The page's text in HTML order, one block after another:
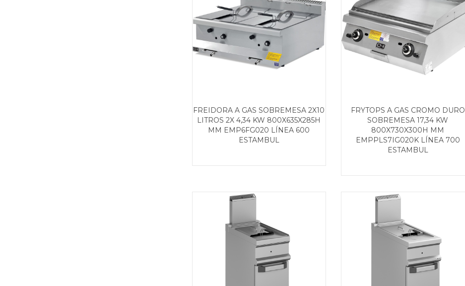
FREIDORA A GAS SOBREMESA 2X10
LITROS 2X 4,34 KW 800X635X285H
MM EMP6FG020 LÍNEA 600
ESTAMBUL
FRYTOPS A GAS CROMO DURO
SOBREMESA 17,34 KW
800X730X300H MM
EMPPLS7IG020K LÍNEA 700
ESTAMBUL